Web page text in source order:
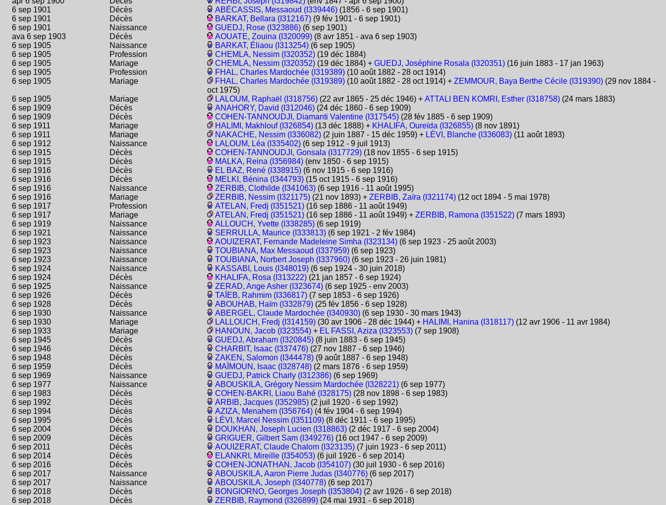
6 sep 1901
Décès ABÉCASSIS, Messaoud (I339446) (1856 - 6 sep 1901)
6 sep 1901
Décès BARKAT, Bellara (I312167) (9 fév 1901 - 6 sep 1901)
6 sep 1901
Naissance GUEDJ, Rose (I323886) (6 sep 1901)
ava 6 sep 1903
Décès AOUATE, Zouina (I320099) (8 avr 1851 - ava 6 sep 1903)
6 sep 1905
Naissance BARKAT, Éliaou (I313254) (6 sep 1905)
6 sep 1905
Profession CHEMLA, Nessim (I320352) (19 déc 1884)
6 sep 1905
Mariage CHEMLA, Nessim (I320352) (19 déc 1884) +GUEDJ, Joséphine Rosala (I320351) (16 juin 1883 - 17 jan 1963)
6 sep 1905
Profession FHAL, Charles Mardochée (I319389) (10 août 1882 - 28 oct 1914)
6 sep 1905
Mariage FHAL, Charles Mardochée (I319389) (10 août 1882 - 28 oct 1914) +ZEMMOUR, Baya Berthe Cécile (I319390) (29 nov 1884 -
oct 1975)
6 sep 1905
Mariage LALOUM, Raphaël (I318756) (22 avr 1865 - 25 déc 1946) +ATTALI BEN KOMRI, Esther (I318758) (24 mars 1883)
6 sep 1909
Décès ANAHORY, David (I312046) (24 déc 1860 - 6 sep 1909)
6 sep 1909
Décès COHEN-TANNOUDJI, Diamanti Valentine (I317545) (28 fév 1885 - 6 sep 1909)
6 sep 1911
Mariage HALIMI, Makhlouf (I326854) (13 déc 1888) + KHALIFA, Oureïda (I326855) (8 nov 1891)
6 sep 1911
Mariage NAKACHE, Nessim (I336082) (2 juin 1887 - 15 déc 1959) + LÉVI, Blanche (I336083) (11 août 1893)
6 sep 1912
Naissance LALOUM, Léa (I335402) (6 sep 1912 - 9 juil 1913)
6 sep 1915
Décès COHEN-TANNOUDJI, Gonsala (I317729) (18 nov 1855 - 6 sep 1915)
6 sep 1915
Décès MALKA, Reina (I356984) (env 1850 - 6 sep 1915)
6 sep 1916
Décès EL BAZ, René (I338915) (6 nov 1915 - 6 sep 1916)
6 sep 1916
Décès MELKI, Bénina (I344793) (15 oct 1915 - 6 sep 1916)
6 sep 1916
Naissance ZERBIB, Clothilde (I341063) (6 sep 1916 - 11 août 1995)
6 sep 1916
Mariage ZERBIB, Nessim (I321175) (21 nov 1893) +ZERBIB, Zaïra (I321174) (12 oct 1894 - 5 mai 1978)
6 sep 1917
Profession ATELAN, Fredj (I351521) (16 sep 1886 - 11 août 1949)
6 sep 1917
Mariage ATELAN, Fredj (I351521) (16 sep 1886 - 11 août 1949) +ZERBIB, Ramona (I351522) (7 mars 1893)
6 sep 1919
Naissance ALLOUCH, Yvette (I338285) (6 sep 1919)
6 sep 1921
Naissance SERRULLA, Maurice (I333813) (6 sep 1921 - 2 fév 1984)
6 sep 1923
Naissance AOUIZERAT, Fernande Madeleine Simha (I323134) (6 sep 1923 - 25 août 2003)
6 sep 1923
Naissance TOUBIANA, Max Messaoud (I337959) (6 sep 1923)
6 sep 1923
Naissance TOUBIANA, Norbert Joseph (I337960) (6 sep 1923 - 26 juin 1981)
6 sep 1924
Naissance KASSABI, Louis (I348019) (6 sep 1924 - 30 juin 2018)
6 sep 1924
Décès KHALIFA, Rosa (I313222) (21 jan 1857 - 6 sep 1924)
6 sep 1925
Naissance ZERAD, Ange Asher (I323674) (6 sep 1925 - env 2003)
6 sep 1926
Décès TAÏEB, Rahmim (I336817) (7 sep 1853 - 6 sep 1926)
6 sep 1928
Décès ABOUHAB, Haïm (I332879) (25 fév 1856 - 6 sep 1928)
6 sep 1930
Naissance ABERGEL, Claude Mardochée (I340930) (6 sep 1930 - 30 mars 1943)
6 sep 1930
Mariage LALLOUCH, Fredj (I314159) (30 avr 1906 - 28 déc 1944) + HALIMI, Hanina (I318117) (12 avr 1906 - 11 avr 1984)
6 sep 1933
Mariage HANOUN, Jacob (I323554) + EL FASSI, Aziza (I323553) (7 sep 1908)
6 sep 1945
Décès GUEDJ, Abraham (I320845) (8 juin 1883 - 6 sep 1945)
6 sep 1946
Décès CHARBIT, Isaac (I337476) (27 nov 1887 - 6 sep 1946)
6 sep 1948
Décès ZAKEN, Salomon (I344478) (9 août 1887 - 6 sep 1948)
6 sep 1959
Décès MAÏMOUN, Isaac (I328748) (2 mars 1876 - 6 sep 1959)
6 sep 1969
Naissance GUEDJ, Patrick Charly (I312386) (6 sep 1969)
6 sep 1977
Naissance ABOUSKILA, Grégory Nessim Mardochée (I328221) (6 sep 1977)
6 sep 1983
Décès COHEN-BAKRI, Liaou Bahé (I328175) (28 nov 1898 - 6 sep 1983)
6 sep 1992
Décès ARBIB, Jacques (I352985) (2 juil 1920 - 6 sep 1992)
6 sep 1994
Décès AZIZA, Menahem (I356764) (4 fév 1904 - 6 sep 1994)
6 sep 1995
Décès LÉVI, Marcel Nessim (I351109) (8 déc 1911 - 6 sep 1995)
6 sep 2004
Décès DOUKHAN, Joseph Lucien (I318863) (2 déc 1917 - 6 sep 2004)
6 sep 2009
Décès GRIGUER, Gilbert Sam (I349276) (16 oct 1947 - 6 sep 2009)
6 sep 2011
Décès AOUIZERAT, Claude Chalom (I323135) (7 juin 1923 - 6 sep 2011)
6 sep 2014
Décès ELANKRI, Mireille (I354053) (6 juil 1926 - 6 sep 2014)
6 sep 2016
Décès COHEN-JONATHAN, Jacob (I354107) (30 juil 1930 - 6 sep 2016)
6 sep 2017
Naissance ABOUSKILA, Aaron Pierre Judas (I340776) (6 sep 2017)
6 sep 2017
Naissance ABOUSKILA, Joseph (I340778) (6 sep 2017)
6 sep 2018
Décès BONGIORNO, Georges Joseph (I353804) (2 avr 1926 - 6 sep 2018)
6 sep 2018
Décès ZERBIB, Raymond (I326899) (24 mai 1931 - 6 sep 2018)